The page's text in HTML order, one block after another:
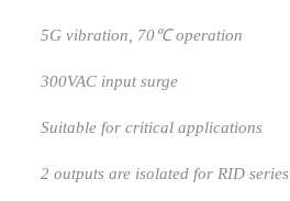
5G vibration, 70℃ operation
300VAC input surge
Suitable for critical applications
2 outputs are isolated for RID series